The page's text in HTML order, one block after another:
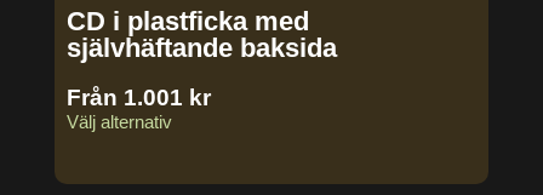
CD i plastficka med
självhäftande baksida
Från 1.001 kr
Välj alternativ